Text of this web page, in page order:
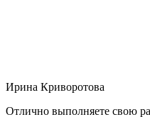
Ирина Криворотова
Отлично выполняете свою